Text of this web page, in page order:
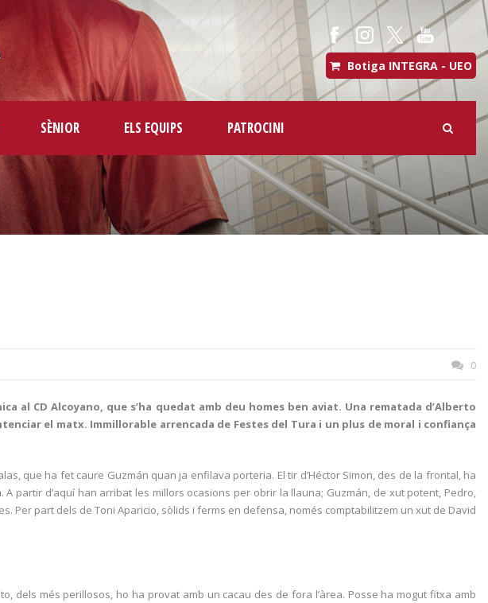
Botiga INTEGRA - UEO
SÈNIOR ELS EQUIPS PATROCINI
0
al CD Alcoyano, que s’ha quedat amb deu homes ben aviat. Una rematada d’Alberto
el matx. Immillorable arrencada de Festes del Tura i un plus de moral i confiança
que ha fet caure Guzmán quan ja enfilava porteria. El tir d’Héctor Simon, des de la frontal, ha
partir d’aquí han arribat les millors ocasions per obrir la llauna; Guzmán, de xut potent, Pedro,
Per part dels de Toni Aparicio, sòlids i ferms en defensa, només comptabilitzem un xut de David
dels més perillosos, ho ha provat amb un cacau des de fora l’àrea. Posse ha mogut fitxa amb